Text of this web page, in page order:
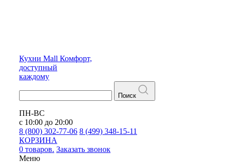
Кухни Mall Комфорт,
доступный
каждому
Поиск
ПН-ВС
с 10:00 до 20:00
8 (800) 302-77-06 8 (499) 348-15-11
КОРЗИНА
0 товаров. Заказать звонок
Меню